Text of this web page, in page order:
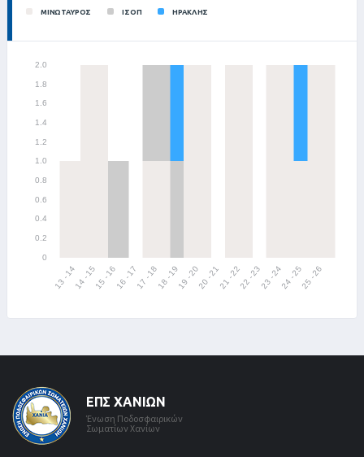
ΜΙΝΩΤΑΥΡΟΣ ΙΣΟΠ ΗΡΑΚΛΗΣ
ΕΠΣ ΧΑΝΊΩΝ
Ένωση Ποδοσφαιρικών
Σωματίων Χανίων